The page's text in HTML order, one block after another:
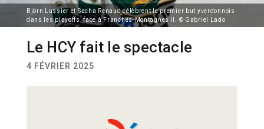
Björn Lussier et Sacha Renaud célèbrent le premier but yverdonnois
dans les playoffs, face à Franches-Montagnes II. © Gabriel Lado
Le HCY fait le spectacle
4 FÉVRIER 2025